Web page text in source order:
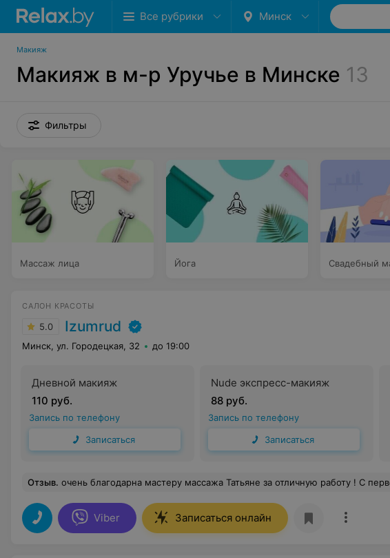
Все рубрики Минск
Макияж
Макияж в м-р Уручье в Минске 13
Фильтры
Массаж лица Йога Свадебный
САЛОН КРАСОТЫ
5.0 Izumrud
Минск, ул. Городецкая, 32 до 19:00
Дневной макияж
110 руб.
Запись по телефону
Записаться
Nude экспресс-макияж
88 руб.
Запись по телефону
Записаться
Отзыв. очень благодарна мастеру массажа Татьяне за отличную работу ! С первого сеанса есть понимание, что попала в надежные руки профи! Плюс ненавязчивая коммуникация, что важно когда необходимо расслабиться!Все очень комфортно!Шчыра дзякуй Татьяне!И еще ! С порога попадаешь в в оооочень приветливую атмосферу, благодаря
Viber Записаться онлайн